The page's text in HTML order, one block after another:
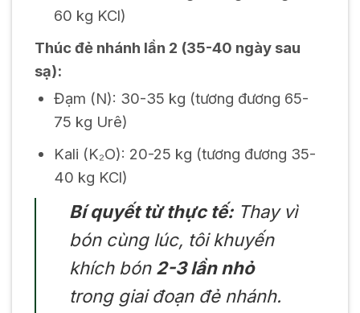
60 kg KCl)
Thúc đẻ nhánh lần 2 (35-40 ngày sau
sạ):
Đạm (N): 30-35 kg (tương đương 65-
75 kg Urê)
Kali (K₂O): 20-25 kg (tương đương 35-
40 kg KCl)
Bí quyết từ thực tế:Thay vì
bón cùng lúc, tôi khuyến
khích bón 2-3 lần nhỏ
trong giai đoạn đẻ nhánh.